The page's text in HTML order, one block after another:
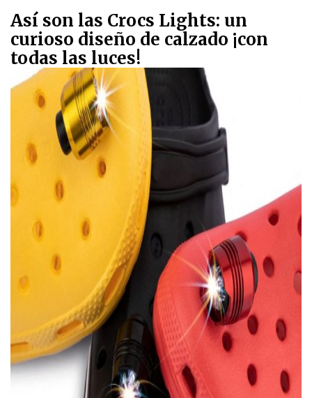
Así son las Crocs Lights: un
curioso diseño de calzado ¡con
todas las luces!